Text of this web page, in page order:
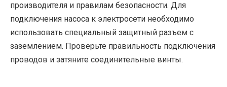
производителя и правилам безопасности. Для
подключения насоса к электросети необходимо
использовать специальный защитный разъем с
заземлением. Проверьте правильность подключения
проводов и затяните соединительные винты.